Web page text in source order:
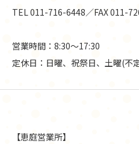
TEL 011-716-6448／FAX 011-
営業時間：8:30〜17:30
定休日：日曜、祝祭日、土曜(不
【恵庭営業所】